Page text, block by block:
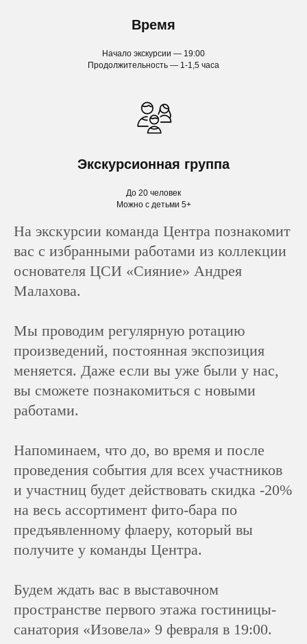
Время
Начало экскурсии — 19:00
Продолжительность — 1-1,5 часа
Экскурсионная группа
До 20 человек
Можно с детьми 5+
На экскурсии команда Центра познакомит
вас с избранными работами из коллекции
основателя ЦСИ «Сияние» Андрея
Малахова.
Мы проводим регулярную ротацию
произведений, постоянная экспозиция
меняется. Даже если вы уже были у нас,
вы сможете познакомиться с новыми
работами.
Напоминаем, что до, во время и после
проведения события для всех участников
и участниц будет действовать скидка -20%
на весь ассортимент фито-бара по
предъявленному флаеру, который вы
получите у команды Центра.
Будем ждать вас в выставочном
пространстве первого этажа гостиницы-
санатория «Изовела» 9 февраля в 19:00.